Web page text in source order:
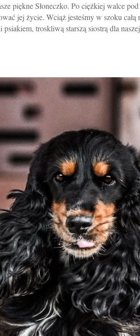
piękne Słoneczko. Po ciężkiej walce
jej życie. Wciąż jesteśmy w szoku
troskliwą starszą siostrą dla